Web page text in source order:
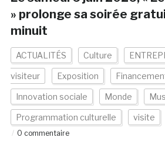
» prolonge sa soirée
minuit
ACTUALITÉS Culture
visiteur Exposition
Innovation sociale Monde
Programmation culturelle visite
0 commentaire